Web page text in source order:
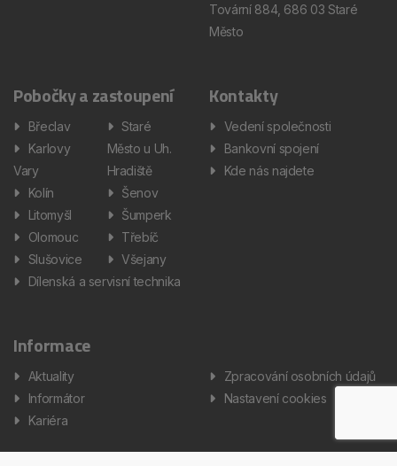
Tovární 884, 686 03 Staré
Město
Pobočky a zastoupení
Břeclav
Karlovy
Vary
Kolín
Litomyšl
Olomouc
Slušovice
Staré
Město u Uh.
Hradiště
Šenov
Šumperk
Třebíč
Všejany
Dílenská a servisní technika
Kontakty
Vedení společnosti
Bankovní spojení
Kde nás najdete
Informace
Aktuality
Informátor
Kariéra
Zpracování osobních údajů
Nastavení cookies